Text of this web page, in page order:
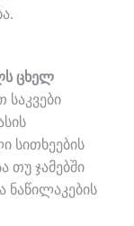
ცხელ
სითხეების
თუ ჯამებში
ნაწილაკების